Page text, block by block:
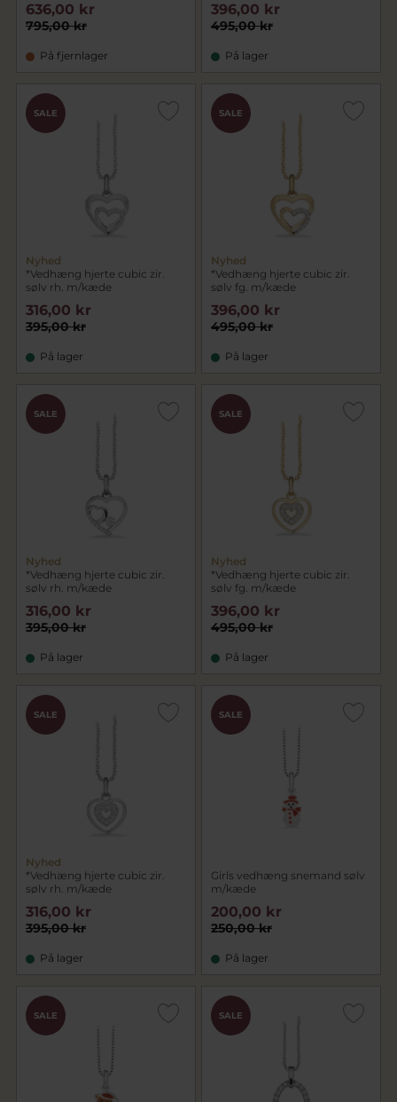
795,00 kr
636,00 kr
På fjernlager
495,00 kr
396,00 kr
På lager
SALE
Nyhed
*Vedhæng hjerte cubic zir.
sølv rh. m/kæde
395,00 kr
316,00 kr
På lager
SALE
Nyhed
*Vedhæng hjerte cubic zir.
sølv fg. m/kæde
495,00 kr
396,00 kr
På lager
SALE
Nyhed
*Vedhæng hjerte cubic zir.
sølv rh. m/kæde
395,00 kr
316,00 kr
På lager
SALE
Nyhed
*Vedhæng hjerte cubic zir.
sølv fg. m/kæde
495,00 kr
396,00 kr
På lager
SALE
Nyhed
*Vedhæng hjerte cubic zir.
sølv rh. m/kæde
395,00 kr
316,00 kr
På lager
SALE
Girls vedhæng snemand sølv
m/kæde
250,00 kr
200,00 kr
På lager
SALE SALE